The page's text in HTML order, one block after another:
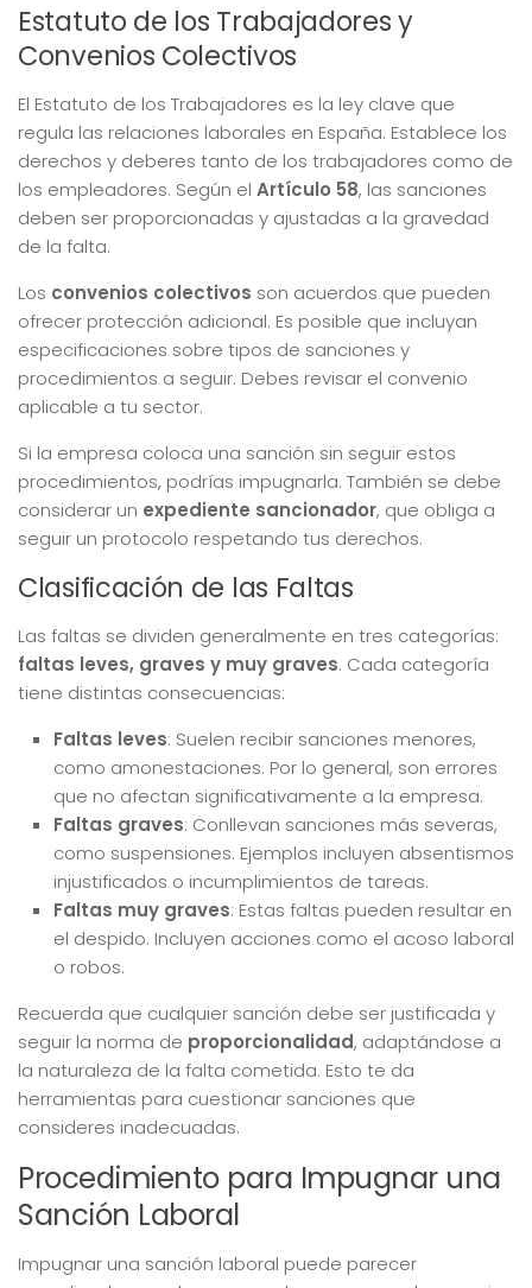
Estatuto de los Trabajadores y
Convenios Colectivos
El Estatuto de los Trabajadores es la ley clave que
regula las relaciones laborales en España. Establece los
derechos y deberes tanto de los trabajadores como de
los empleadores. Según el Artículo 58, las sanciones
deben ser proporcionadas y ajustadas a la gravedad
de la falta.
Los convenios colectivos son acuerdos que pueden
ofrecer protección adicional. Es posible que incluyan
especificaciones sobre tipos de sanciones y
procedimientos a seguir. Debes revisar el convenio
aplicable a tu sector.
Si la empresa coloca una sanción sin seguir estos
procedimientos, podrías impugnarla. También se debe
considerar un expediente sancionador, que obliga a
seguir un protocolo respetando tus derechos.
Clasificación de las Faltas
Las faltas se dividen generalmente en tres categorías:
faltas leves, graves y muy graves. Cada categoría
tiene distintas consecuencias:
Faltas leves: Suelen recibir sanciones menores,
como amonestaciones. Por lo general, son errores
que no afectan significativamente a la empresa.
Faltas graves: Conllevan sanciones más severas,
como suspensiones. Ejemplos incluyen absentismos
injustificados o incumplimientos de tareas.
Faltas muy graves: Estas faltas pueden resultar en
el despido. Incluyen acciones como el acoso laboral
o robos.
Recuerda que cualquier sanción debe ser justificada y
seguir la norma de proporcionalidad, adaptándose a
la naturaleza de la falta cometida. Esto te da
herramientas para cuestionar sanciones que
consideres inadecuadas.
Procedimiento para Impugnar una
Sanción Laboral
Impugnar una sanción laboral puede parecer